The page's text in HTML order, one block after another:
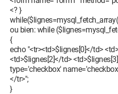
<? }
ou bien: while
{
echo "<tr><td>$lignes[0]</td>
<td>$lignes[2]</td>
type='checkbox'
</tr>";
}